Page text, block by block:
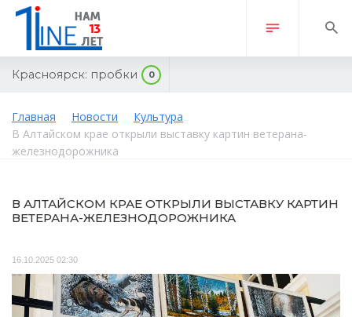
Красноярск: пробки 0
Главная Новости
Культура
В Алтайском крае открыли выставку картин ветерана-
железнодорожника
В АЛТАЙСКОМ КРАЕ ОТКРЫЛИ ВЫСТАВКУ КАРТИН
ВЕТЕРАНА-ЖЕЛЕЗНОДОРОЖНИКА
16.10.2025 02:30